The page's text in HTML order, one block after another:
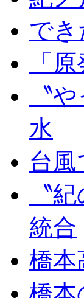
で
「
〝
水
台
〝
統合
橋本
橋本